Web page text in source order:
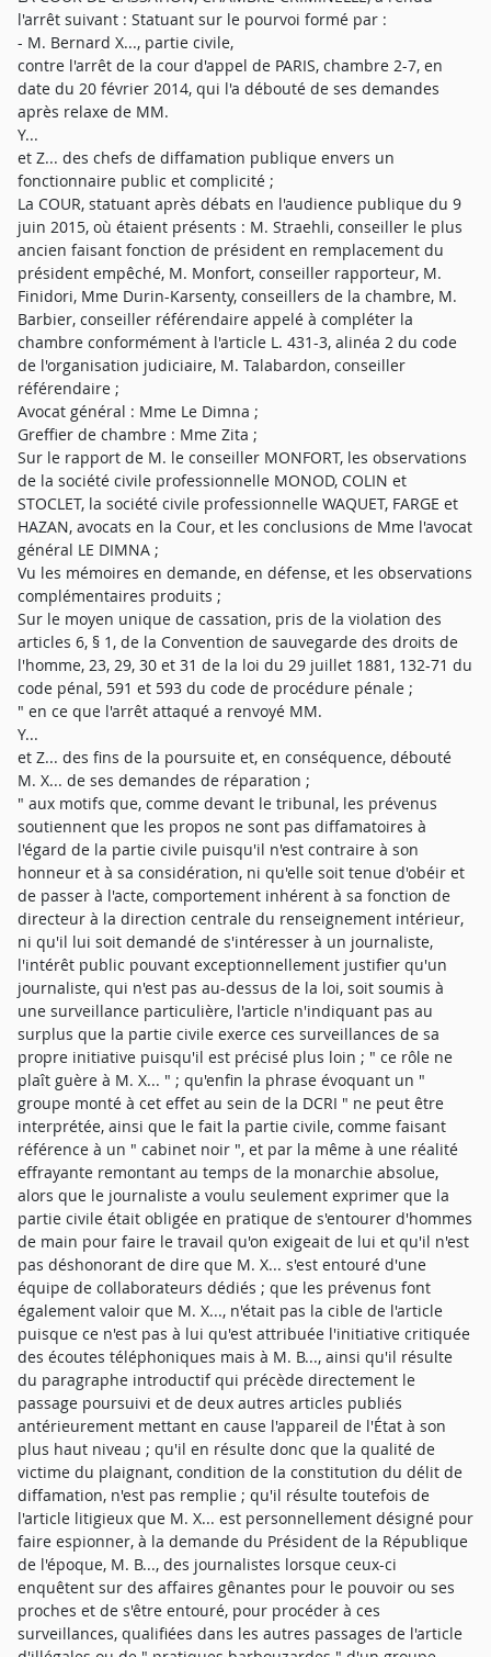
l'arrêt suivant : Statuant sur le pourvoi formé par :
- M. Bernard X..., partie civile,
contre l'arrêt de la cour d'appel de PARIS, chambre 2-7, en
date du 20 février 2014, qui l'a débouté de ses demandes
après relaxe de MM.
Y...
et Z... des chefs de diffamation publique envers un
fonctionnaire public et complicité ;
La COUR, statuant après débats en l'audience publique du 9
juin 2015, où étaient présents : M. Straehli, conseiller le plus
ancien faisant fonction de président en remplacement du
président empêché, M. Monfort, conseiller rapporteur, M.
Finidori, Mme Durin-Karsenty, conseillers de la chambre, M.
Barbier, conseiller référendaire appelé à compléter la
chambre conformément à l'article L. 431-3, alinéa 2 du code
de l'organisation judiciaire, M. Talabardon, conseiller
référendaire ;
Avocat général : Mme Le Dimna ;
Greffier de chambre : Mme Zita ;
Sur le rapport de M. le conseiller MONFORT, les observations
de la société civile professionnelle MONOD, COLIN et
STOCLET, la société civile professionnelle WAQUET, FARGE et
HAZAN, avocats en la Cour, et les conclusions de Mme l'avocat
général LE DIMNA ;
Vu les mémoires en demande, en défense, et les observations
complémentaires produits ;
Sur le moyen unique de cassation, pris de la violation des
articles 6, § 1, de la Convention de sauvegarde des droits de
l'homme, 23, 29, 30 et 31 de la loi du 29 juillet 1881, 132-71 du
code pénal, 591 et 593 du code de procédure pénale ;
" en ce que l'arrêt attaqué a renvoyé MM.
Y...
et Z... des fins de la poursuite et, en conséquence, débouté
M. X... de ses demandes de réparation ;
" aux motifs que, comme devant le tribunal, les prévenus soutiennent que les propos ne sont pas diffamatoires à l'égard de la partie civile puisqu'il n'est contraire à son honneur et à sa considération, ni qu'elle soit tenue d'obéir et de passer à l'acte, comportement inhérent à sa fonction de directeur à la direction centrale du renseignement intérieur, ni qu'il lui soit demandé de s'intéresser à un journaliste, l'intérêt public pouvant exceptionnellement justifier qu'un journaliste, qui n'est pas au-dessus de la loi, soit soumis à une surveillance particulière, l'article n'indiquant pas au surplus que la partie civile exerce ces surveillances de sa propre initiative puisqu'il est précisé plus loin ; " ce rôle ne plaît guère à M. X... " ; qu'enfin la phrase évoquant un " groupe monté à cet effet au sein de la DCRI " ne peut être interprétée, ainsi que le fait la partie civile, comme faisant référence à un " cabinet noir ", et par la même à une réalité effrayante remontant au temps de la monarchie absolue, alors que le journaliste a voulu seulement exprimer que la partie civile était obligée en pratique de s'entourer d'hommes de main pour faire le travail qu'on exigeait de lui et qu'il n'est pas déshonorant de dire que M. X... s'est entouré d'une équipe de collaborateurs dédiés ; que les prévenus font également valoir que M. X..., n'était pas la cible de l'article puisque ce n'est pas à lui qu'est attribuée l'initiative critiquée des écoutes téléphoniques mais à M. B..., ainsi qu'il résulte du paragraphe introductif qui précède directement le passage poursuivi et de deux autres articles publiés antérieurement mettant en cause l'appareil de l'État à son plus haut niveau ; qu'il en résulte donc que la qualité de victime du plaignant, condition de la constitution du délit de diffamation, n'est pas remplie ; qu'il résulte toutefois de l'article litigieux que M. X... est personnellement désigné pour faire espionner, à la demande du Président de la République de l'époque, M. B..., des journalistes lorsque ceux-ci enquêtent sur des affaires gênantes pour le pouvoir ou ses proches et de s'être entouré, pour procéder à ces surveillances, qualifiées dans les autres passages de l'article d'illégales ou de " pratiques barbouzardes " d'un groupe constitué d'anciens collègues des RG expérimentés ; que même s'il ne lui est pas imputé d'être " l'ordonnateur de ces pratiques ", et s'il est précisé qu'il ne s'y livrerait que " sans plaisir ", l'imputation de commettre, même sur ordre, des actions illégales est attentatoire à l'honneur et la considération de M. X... ainsi mis en cause dans ses fonctions de directeur central du renseignement intérieur ; que sur l'offre de preuve, il est fait état, d'une part, du procès-verbal d'audition de M. C..., directeur du 1er janvier 2008 au 31 juillet 2012, du groupement interministériel de contrôle (GIS), organisme dépendant du premier ministre, procédant à des écoutes téléphoniques dites administratives qui, entendu, le 4 novembre 2011, dans le cadre de l'information ayant donné lieu à la mise en examen de M. X..., notamment du chef de collecte de données à caractère personnel par moyen frauduleux, déloyal ou illicite, et répondant à la question suivante posée par les juges : " selon MM. D..., E... et X..., la demande de fadettes émanant de la DCRl se fait systématiquement sur le fondement de l'article 20 de la loi du 10 juillet 1991 ". " Avez-vous une opinion ? ", a fait la déclaration suivante " je découvre qu'ils ont dit ça ; C'est faux ; Depuis que c'est autorisé la DCRl nous fait de nombreuses demandes de fadettes chaque semaine et dernièrement chaque jour ! " ; que les déclarations de M. C..., certes recevables, bien que recueillies postérieurement à l'article poursuivi puisque se rapportant à des faits antérieurs, ne peuvent toutefois, comme l'a estimé le tribunal, être interprétées comme désignant M. X... pour procéder systématiquement à des demandes tendant à obtenir le relevé de facturations détaillées de postes fixes ou portables, dites fadettes, en se fondant illégalement sur l'article 20 de la loi du 10 juillet 1991, lequel permet, à titre dérogatoire, " aux seules fins de défense des intérêts nationaux " de ne pas être soumis au contrôle de la commission nationale de contrôle des interceptions de sécurité (CNCIS) puisque le témoin exprime son étonnement en affirmant que les demandes de facturations détaillées émanant des services de M. X... sont faites régulièrement sur le fondement de l'article 22 et sont donc soumises au contrôle de la commission nationale de contrôle des interceptions de sécurité ; qu'il ne résulte pas plus de cette audition que ses demandes concerneraient plus particulièrement des journalistes ; que les déclarations de plusieurs témoins, et notamment celles de M. F..., ancien président de la commission nationale de contrôle des interceptions de sécurité, de M. G..., ancien membre de la commission, tous deux entendus de nouveau devant la cour, et de M. H..., autre membre de la commission confirment certes les conclusions de l'assemblée plénière de ladite commission dans ses travaux de l'année 2011-2012 selon lesquelles les mesures de l'article 20 (devenu l'article L. 241-3 du code de la sécurité intérieure), qui échappent au contrôle de la commission sont des mesures générales de surveillance des ondes, consistant en des opérations de balayage aléatoire, qui ne peuvent être mises en oeuvre que pour la seule défense des intérêts nationaux et ne peuvent être utilisées dans le cadre d'interception de communications individualisables, c'est-à-dire de correspondances ou d'écoutes privées, auquel s'apparentent des relevés de factures ou fadettes ; qu'il a été précisé par les témoins que la nécessité d'interpréter strictement le cadre permettant d'opérer en dehors du contrôle de la commission avait déjà fait l'objet de communiqués ainsi que de rappels auprès des opérateurs téléphoniques ; que néanmoins ces témoins qui n'ont pu se prononcer sur des écoutes opérées en dehors de leur contrôle n'ont donné aucune indication ni sur l'identité et ni sur la profession des personnes ayant éventuellement fait l'objet d'écoutes en dehors d'un cadre légal ; que le journaliste M. I..., entendu par le tribunal, a déclaré qu'alors qu'il suivait l'affaire N... pour le journal Le Monde, " affaire gênant à priori l'Elysée ", des réquisitions administratives avait été faites par la DCRl pour obtenir les fadettes concernant ses communications téléphoniques et ainsi savoir qui lui avait précisément téléphoné, que l'une de ses sources avait été identifiée, M. J... en l'occurrence, lequel avait été prié de quitter rapidement ses fonctions de conseiller auprès du garde des sceaux ; qu'il a rappelé qu'ayant déposé plainte à la suite de ces faits M. X..., avait été mis en examen notamment pour collecte illégale de données personnelles ; que le journaliste M. K..., a déclaré qu'il avait été destinataire, ainsi que le journaliste M. L..., qui a attesté en ce sens, d'informations émanant " du coeur de l'appareil d'État, de cabinets ministériels et de la DCRI " selon lesquelles ils étaient surveillés alors qu'ils étaient en charge des affaires Q... (Karachi) et N..., raisons pour laquelle un article avait été publié par Mediapart le 3 novembre 2011, soit le lendemain du jour de publication de l'article litigieux mettant en cause, outre M. X..., qui n'a pas poursuivi l'article, M. M..., qui, lui l'a poursuivi mais a préféré retirer sa plainte quelques jours avant la date d'audience ; que néanmoins, ces éléments, s'ils tendent à démontrer, d'une part, que selon plusieurs témoins ayant siégé à la CNICS, les demandes de facturation détaillée de communication téléphonique ne peuvent se faire sans recourir à la procédure de contrôle de cette commission, sauf si " des intérêts nationaux sont en jeu " et, d'autre part, que certains journalistes estimant avoir été surveillés dans des conditions illégales en raison d'enquêtes gênantes, selon eux, pour le pouvoir ont soit déposé plainte soit exprimé dans la presse leur indignation ne peuvent suffire à rapporter la preuve qu'au jour où l'article a été publié M. X... pouvait être désigné pour avoir exercé, sur ordre de l'Élysée, des surveillances sur tout journaliste se livrant à une enquête gênante dans un cadre dont il est établi qu'il était illégal ; que, sur la bonne foi, il n'est pas discuté devant la cour qu'il est légitime d'informer le public sur les conditions dans lesquelles seraient exercées des surveillances sur des journalistes dont les enquêtes portent sur des sujets, dits " sensibles " pour être susceptibles de mettre en cause des personnes proches du pouvoir ; qu'il n'est pas plus soutenu que M. Z..., auteur de l'article, l'aurait écrit en raison d'une animosité personnelle qu'il éprouverait de M. X... alors que ce dernier ne dément pas que, se connaissant de longue date, ils ont toujours entretenu des relations courtoises ; que restent débattus devant la cour les caractère sérieux et contradictoire de l'enquête ; que le tribunal a estimé insuffisants s'agissant " surtout " de l'imputation de faire espionner les journalistes par " un groupe monté à cet effet au sein de la DCRI " composé de " plusieurs anciens policiers RG experts en recherches discrètes ou présumés tels " ; que sur l'enquête sérieuse, il résulte des témoignages de journalistes déjà évoqués, des attestations versées de M. L... et notamment des témoignages recueillis devant la cour de MM. O... et de P..., venus confirmer l'espionnage dont eux-mêmes ou certains de leurs confrères auraient été victimes, selon les confidences qu'ils auraient recueillies de membres de la DCRI notamment, de multiples articles de presse, publiés soit dans le Canard Enchaîné soit concomitamment dans d'autres journaux, et faisant état, bien que non poursuivis, de l'espionnage dont seraient victimes des journalistes ; que M. Z... pouvait dénoncer la mise sous surveillance, à la demande du Préside